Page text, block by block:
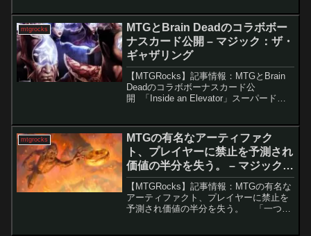
プレイヤーにとってはシングル購入が主
流で、この体...
mtgrocks
MTGとBrain Deadのコラボボー
ナスカード公開 – マジック：ザ・
ギャザリング
【MTGRocks】記事情報：MTGとBrain
Deadのコラボボーナスカード公
開 「Inside an Elevator」スーパードロ
the Ho...
mtgrocks
MTGの有名なアーティファク
ト、プレイヤーに禁止を予測され
価値の半分を失う。 – マジック：
ザ・ギャザリング
【MTGRocks】記事情報：MTGの有名な
アーティファクト、プレイヤーに禁止を
予測され価値の半分を失う。 「一つの